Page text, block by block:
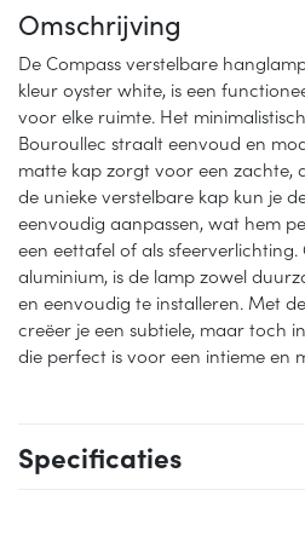
Omschrijving
De Compass verstelbare
kleur oyster white, is een
voor elke ruimte. Het
Bouroullec straalt eenvoud en
matte kap zorgt voor een zachte,
de unieke verstelbare kap kun je
eenvoudig aanpassen, wat hem
een eettafel of als
aluminium, is de lamp zowel
en eenvoudig te installeren. Met
creëer je een subtiele, maar toch
die perfect is voor een intieme en
Specificaties